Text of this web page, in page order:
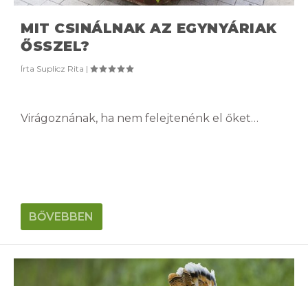
MIT CSINÁLNAK AZ EGYNYÁRIAK
ŐSSZEL?
Írta Suplicz Rita |
Virágoznának, ha nem felejtenénk el őket…
BŐVEBBEN